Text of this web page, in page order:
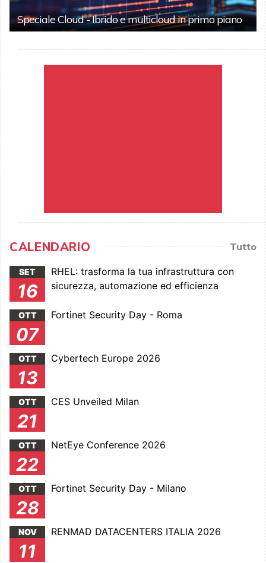
Speciale Cloud - Ibrido e multicloud in primo piano
CALENDARIO Tutto
SET
16
RHEL: trasforma la tua infrastruttura con
sicurezza, automazione ed efficienza
OTT
07
Fortinet Security Day - Roma
OTT
13
Cybertech Europe 2026
OTT
21
CES Unveiled Milan
OTT
22
NetEye Conference 2026
OTT
28
Fortinet Security Day - Milano
NOV
11
RENMAD DATACENTERS ITALIA 2026